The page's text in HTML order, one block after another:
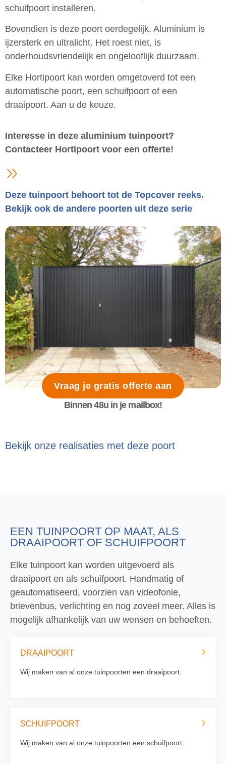
schuifpoort installeren.
Bovendien is deze poort oerdegelijk. Aluminium is
ijzersterk en ultralicht. Het roest niet, is
onderhoudsvriendelijk en ongelooflijk duurzaam.
Elke Hortipoort kan worden omgetoverd tot een
automatische poort, een schuifpoort of een
draaipoort. Aan u de keuze.
Interesse in deze aluminium tuinpoort?
Contacteer Hortipoort voor een offerte!
Deze tuinpoort behoort tot de Topcover reeks.
Bekijk ook de andere poorten uit deze serie
Vraag je gratis offerte aan
Binnen 48u in je mailbox!
Bekijk onze realisaties met deze poort
EEN TUINPOORT OP MAAT, ALS
DRAAIPOORT OF SCHUIFPOORT
Elke tuinpoort kan worden uitgevoerd als
draaipoort en als schuifpoort. Handmatig of
geautomatiseerd, voorzien van videofonie,
brievenbus, verlichting en nog zoveel meer. Alles is
mogelijk afhankelijk van uw wensen en behoeften.
DRAAIPOORT
Wij maken van al onze tuinpoorten een draaipoort.
SCHUIFPOORT
Wij maken van al onze tuinpoorten een schuifpoort.